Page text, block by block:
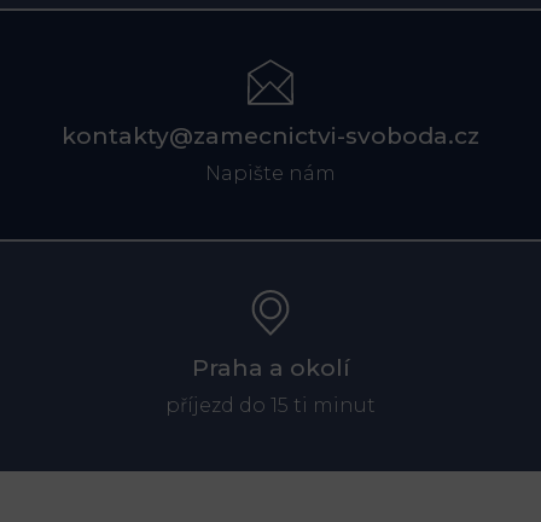
kontakty@zamecnictvi-svoboda.cz
Napište nám
Praha a okolí
příjezd do 15 ti minut